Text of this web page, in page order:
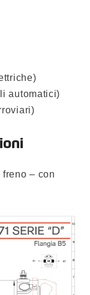
automatici)
– con